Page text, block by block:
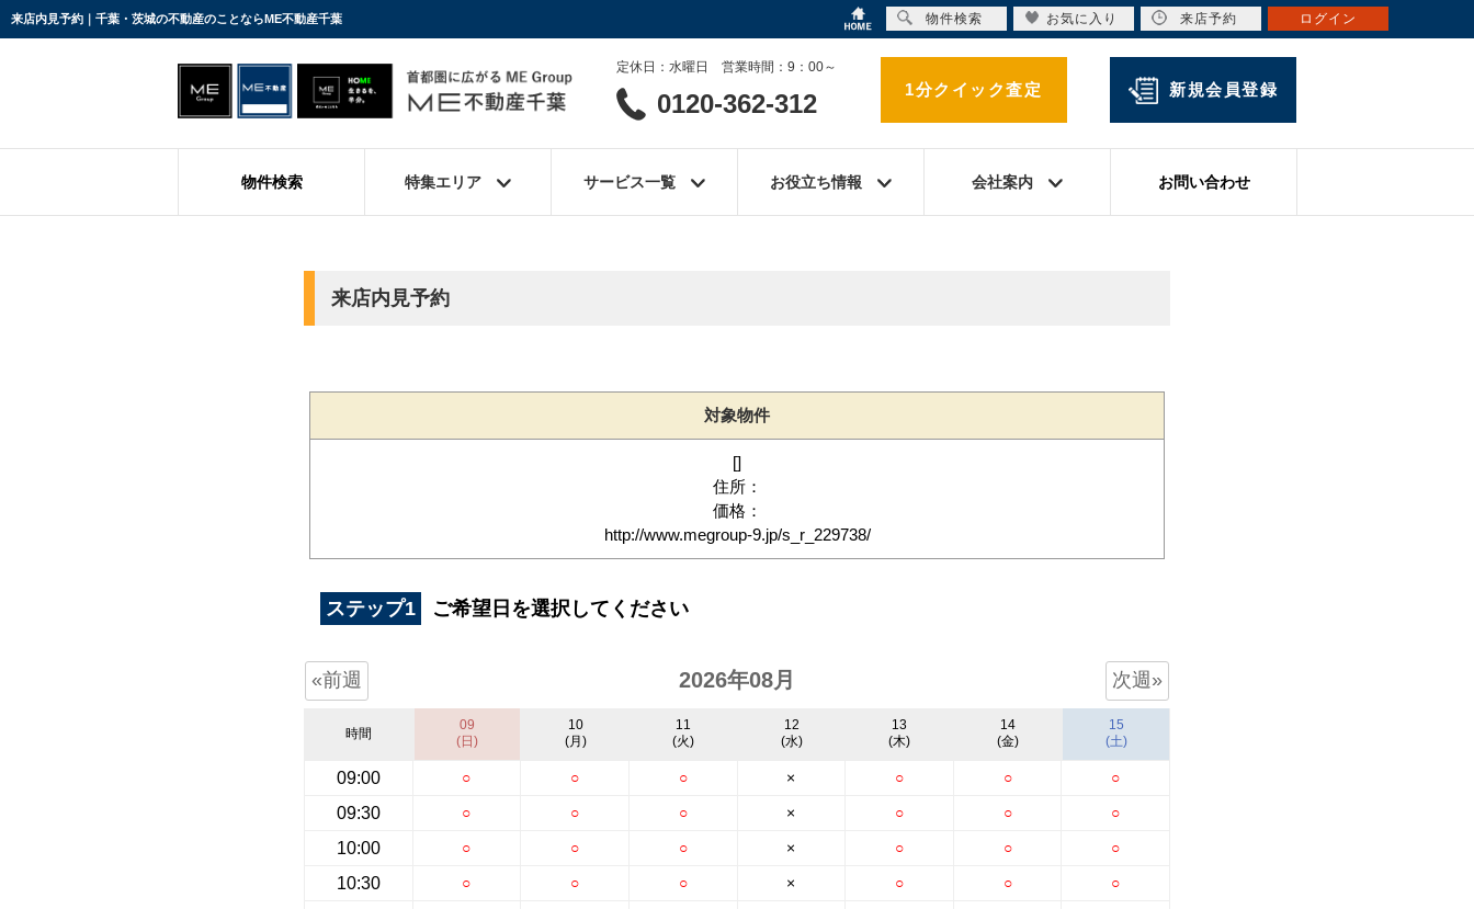
来店内見予約｜千葉・茨城の不動産のことならME不動産千葉
定休日：水曜日 営業時間：9：00～
0120-362-312 1分クイック査定 新規会員登録
物件検索 特集エリア サービス一覧 お役立ち情報 会社案内 お問い合わせ
来店内見予約
対象物件
[]
住所：
価格：
http://www.megroup-9.jp/s_r_229738/
ステップ1 ご希望日を選択してください
«前週 2026年08月 次週»
時間
09:00
09:30
10:00
10:30
09
(日)
○
○
○
○
10
(月)
○
○
○
○
11
(火)
○
○
○
○
12
(水)
×
×
×
×
13
(木)
○
○
○
○
14
(金)
○
○
○
○
15
(土)
○
○
○
○
物件検索 お気に入り 来店予約 ログイン